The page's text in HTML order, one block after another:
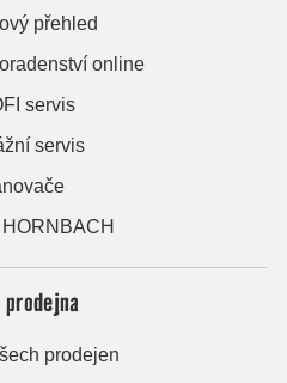
přehled
online
servis
servis
prodejen